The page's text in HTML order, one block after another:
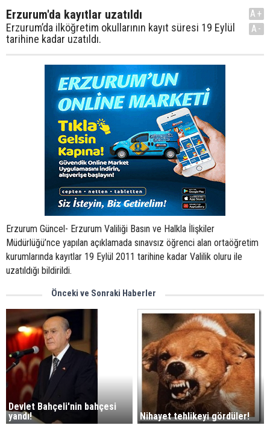
Erzurum'da kayıtlar uzatıldı
Erzurum’da ilköğretim okullarının kayıt süresi 19 Eylül
tarihine kadar uzatıldı.
A+
A-
Erzurum Güncel- Erzurum Valiliği Basın ve Halkla İlişkiler
Müdürlüğü’nce yapılan açıklamada sınavsız öğrenci alan ortaöğretim
kurumlarında kayıtlar 19 Eylül 2011 tarihine kadar Valilik oluru ile
uzatıldığı bildirildi.
Önceki ve Sonraki Haberler
Devlet Bahçeli'nin bahçesi
yandı!
Nihayet tehlikeyi gördüler!